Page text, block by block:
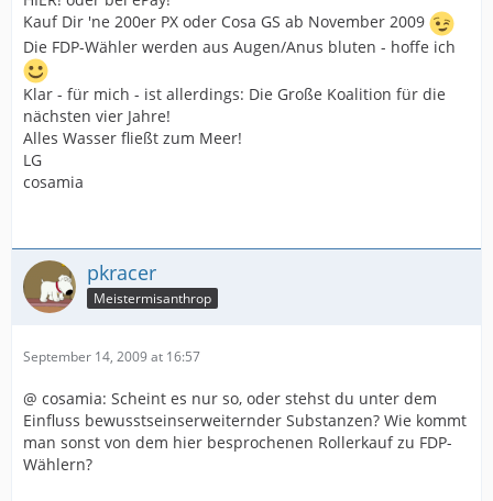
Kauf Dir 'ne 200er PX oder Cosa GS ab November 2009
Die FDP-Wähler werden aus Augen/Anus bluten - hoffe ich
Klar - für mich - ist allerdings: Die Große Koalition für die
nächsten vier Jahre!
Alles Wasser fließt zum Meer!
LG
cosamia
pkracer
Meistermisanthrop
September 14, 2009 at 16:57
@ cosamia: Scheint es nur so, oder stehst du unter dem
Einfluss bewusstseinserweiternder Substanzen? Wie kommt
man sonst von dem hier besprochenen Rollerkauf zu FDP-
Wählern?